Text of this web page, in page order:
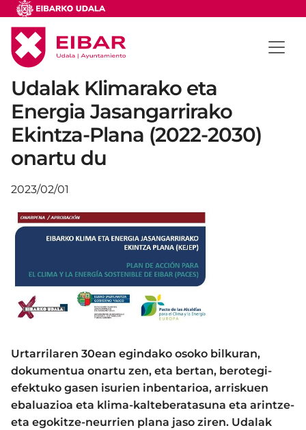
Udalak Klimarako eta
Energia Jasangarrirako
Ekintza-Plana (2022-2030)
onartu du
2023/02/01
Urtarrilaren 30ean egindako osoko bilkuran,
dokumentua onartu zen, eta bertan, berotegi-
efektuko gasen isurien inbentarioa, arriskuen
ebaluazioa eta klima-kalteberatasuna eta arintze-
eta egokitze-neurrien plana jaso ziren. Udalak